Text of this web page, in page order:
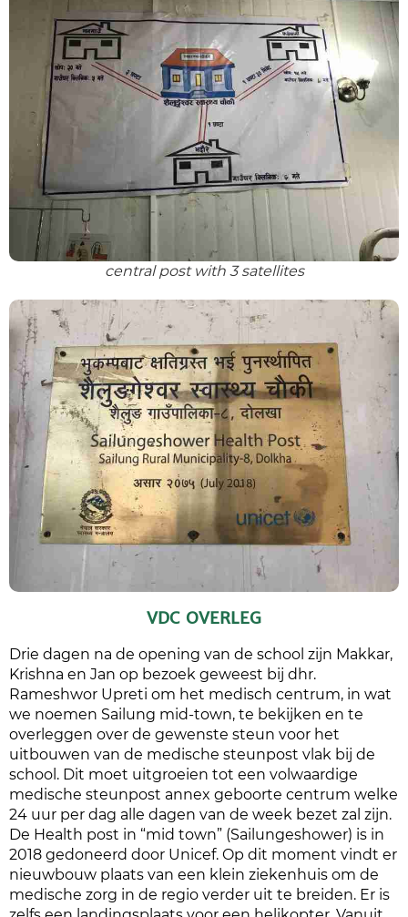
central post with 3 satellites
VDC OVERLEG
Drie dagen na de opening van de school zijn Makkar,
Krishna en Jan op bezoek geweest bij dhr.
Rameshwor Upreti om het medisch centrum, in wat
we noemen Sailung mid-town, te bekijken en te
overleggen over de gewenste steun voor het
uitbouwen van de medische steunpost vlak bij de
school. Dit moet uitgroeien tot een volwaardige
medische steunpost annex geboorte centrum welke
24 uur per dag alle dagen van de week bezet zal zijn.
De Health post in “mid town” (Sailungeshower) is in
2018 gedoneerd door Unicef. Op dit moment vindt er
nieuwbouw plaats van een klein ziekenhuis om de
medische zorg in de regio verder uit te breiden. Er is